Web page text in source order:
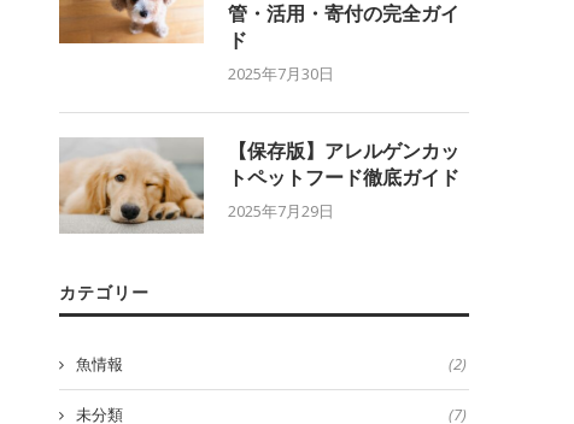
管・活用・寄付の完全ガイ
ド
2025年7月30日
【保存版】アレルゲンカッ
トペットフード徹底ガイド
2025年7月29日
カテゴリー
魚情報 (2)
未分類 (7)